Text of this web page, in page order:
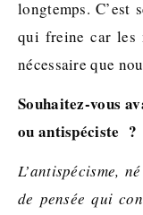
longtemps. C’est
qui freine car les
nécessaire que
Souhaitez-vous
ou antispéciste ?
L’antispécisme,
de pensée qui